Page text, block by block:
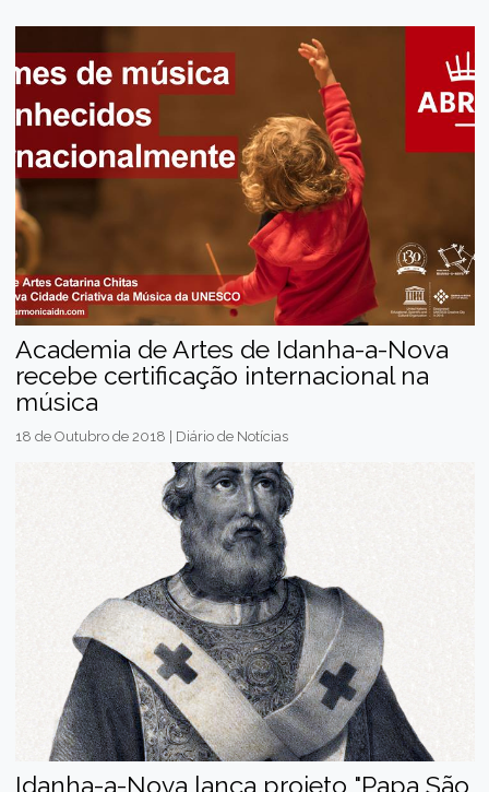
Academia de Artes de Idanha-a-Nova
recebe certificação internacional na
música
18 de Outubro de 2018 | Diário de Notícias
Idanha-a-Nova lança projeto "Papa São